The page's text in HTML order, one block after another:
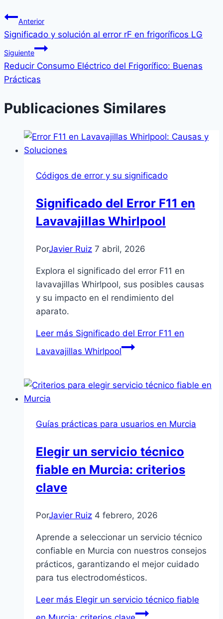
Anterior
Significado y solución al error rF en frigoríficos LG
Siguiente
Reducir Consumo Eléctrico del Frigorífico: Buenas
Prácticas
Publicaciones Similares
Códigos de error y su significado
Significado del Error F11 en
Lavavajillas Whirlpool
PorJavier Ruiz 7 abril, 2026
Explora el significado del error F11 en
lavavajillas Whirlpool, sus posibles causas
y su impacto en el rendimiento del
aparato.
Leer más Significado del Error F11 en
Lavavajillas Whirlpool
Guías prácticas para usuarios en Murcia
Elegir un servicio técnico
fiable en Murcia: criterios
clave
PorJavier Ruiz 4 febrero, 2026
Aprende a seleccionar un servicio técnico
confiable en Murcia con nuestros consejos
prácticos, garantizando el mejor cuidado
para tus electrodomésticos.
Leer más Elegir un servicio técnico fiable